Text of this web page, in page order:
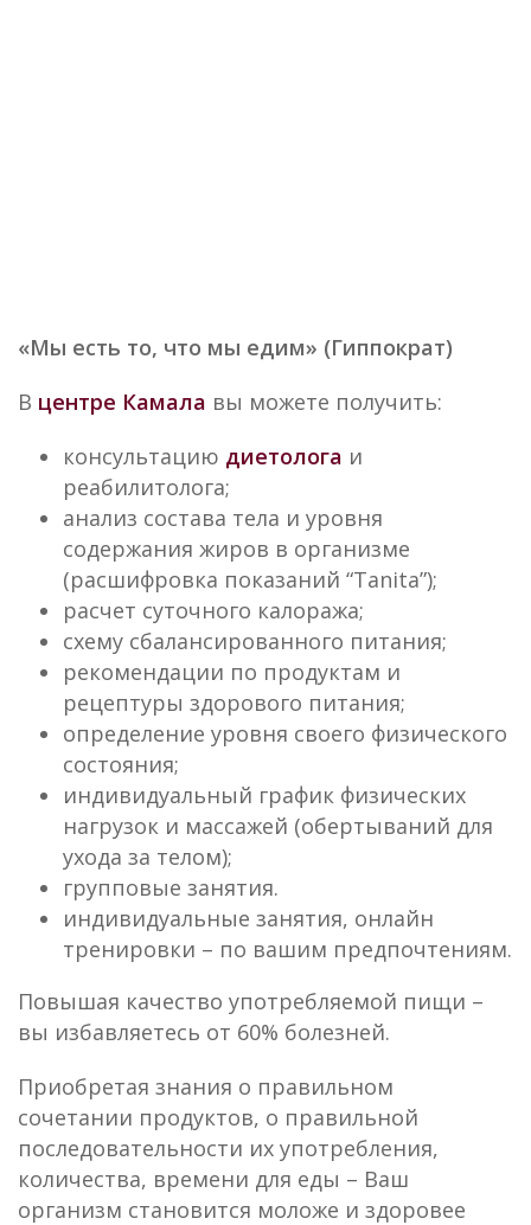
«Мы есть то, что мы едим» (Гиппократ)
В центре Камала вы можете получить:
консультацию диетолога и
реабилитолога;
анализ состава тела и уровня
содержания жиров в организме
(расшифровка показаний “Tanita”);
расчет суточного калоража;
схему сбалансированного питания;
рекомендации по продуктам и
рецептуры здорового питания;
определение уровня своего физического
состояния;
индивидуальный график физических
нагрузок и массажей (обертываний для
ухода за телом);
групповые занятия.
индивидуальные занятия, онлайн
тренировки – по вашим предпочтениям.
Повышая качество употребляемой пищи –
вы избавляетесь от 60% болезней.
Приобретая знания о правильном
сочетании продуктов, о правильной
последовательности их употребления,
количества, времени для еды – Ваш
организм становится моложе и здоровее